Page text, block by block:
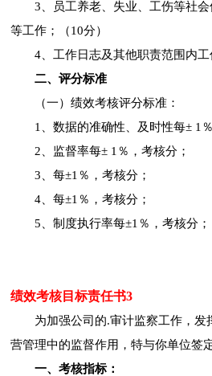
3、员工养老、失业、工伤等社
等工作；（10分）
4、工作日志及其他职责范围内工
二、评分标准
（一）绩效考核评分标准：
1、数据的准确性、及时性每± 1
2、监督率每± 1％，考核分；
3、每±1％，考核分；
4、每±1％，考核分；
5、制度执行率每±1％，考核分；
绩效考核目标责任书3
为加强公司的.审计监察工作，发
营管理中的监督作用，特与你单位签
一、考核指标：